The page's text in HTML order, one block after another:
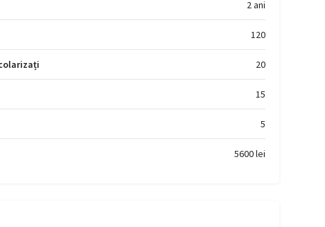
2 ani
120
20
15
5
5600 lei